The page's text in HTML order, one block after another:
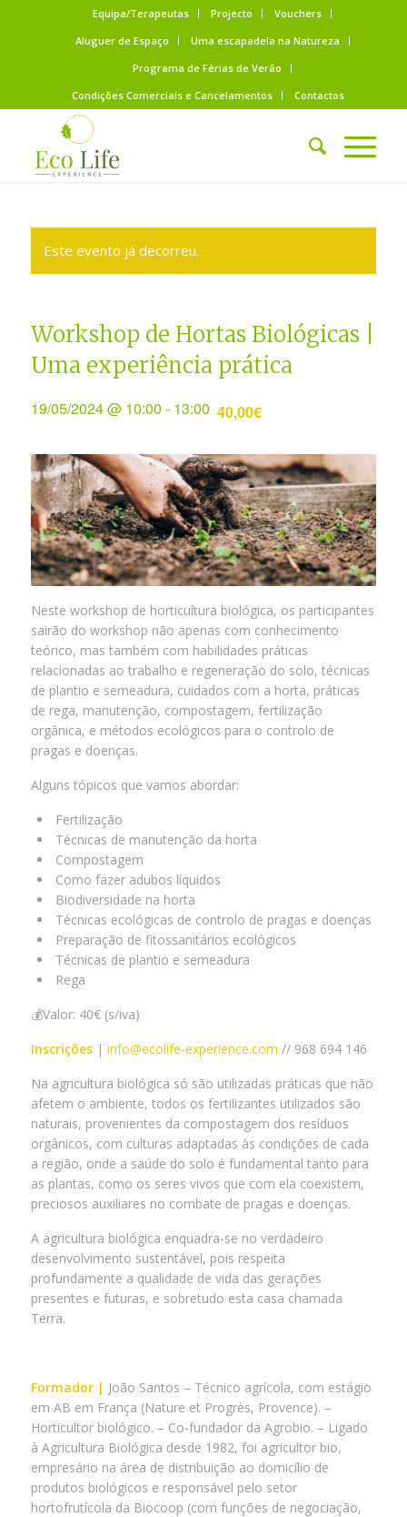
Equipa/Terapeutas Projecto
Vouchers
Aluguer de Espaço
Uma escapadela na Natureza
Programa de Férias de Verão
Condições Comerciais e Cancelamentos
Contactos
Este evento já decorreu.
Workshop de Hortas Biológicas |
Uma experiência prática
19/05/2024 @ 10:00 - 13:00 40,00€
Neste workshop de horticultura biológica, os participantes
sairão do workshop não apenas com conhecimento
teórico, mas também com habilidades práticas
relacionadas ao trabalho e regeneração do solo, técnicas
de plantio e semeadura, cuidados com a horta, práticas
de rega, manutenção, compostagem, fertilização
orgânica, e métodos ecológicos para o controlo de
pragas e doenças.
Alguns tópicos que vamos abordar:
Fertilização
Técnicas de manutenção da horta
Compostagem
Como fazer adubos líquidos
Biodiversidade na horta
Técnicas ecológicas de controlo de pragas e doenças
Preparação de fitossanitários ecológicos
Técnicas de plantio e semeadura
Rega
💰Valor: 40€ (s/iva)
Inscrições | info@ecolife-experience.com // 968 694 146
Na agricultura biológica só são utilizadas práticas que não
afetem o ambiente, todos os fertilizantes utilizados são
naturais, provenientes da compostagem dos resíduos
orgânicos, com culturas adaptadas às condições de cada
a região, onde a saúde do solo é fundamental tanto para
as plantas, como os seres vivos que com ela coexistem,
preciosos auxiliares no combate de pragas e doenças.
A agricultura biológica enquadra-se no verdadeiro
desenvolvimento sustentável, pois respeita
profundamente a qualidade de vida das gerações
presentes e futuras, e sobretudo esta casa chamada
Terra.
Formador | João Santos – Técnico agrícola, com estágio
em AB em França (Nature et Progrès, Provence). –
Horticultor biológico. – Co-fundador da Agrobio. – Ligado
à Agricultura Biológica desde 1982, foi agricultor bio,
empresário na área de distribuição ao domicílio de
produtos biológicos e responsável pelo setor
hortofrutícola da Biocoop (com funções de negociação,